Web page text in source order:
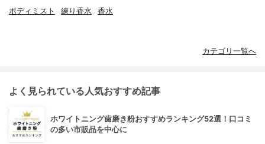
ボディミスト 練り香水 香水
カテゴリ一覧へ
よく見られている人気おすすめ記事
ホワイトニング歯磨き粉おすすめランキング52選！口コミ
の多い市販品を中心に